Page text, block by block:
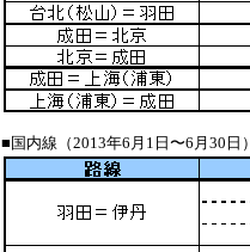
■国内線（2013年6月1日〜6月30日）